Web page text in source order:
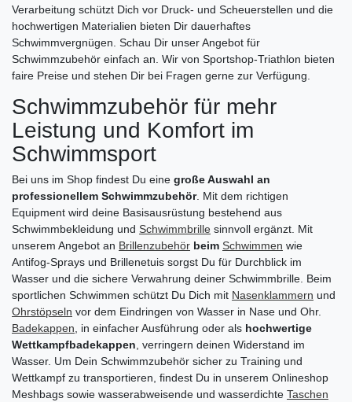
Verarbeitung schützt Dich vor Druck- und Scheuerstellen und die
hochwertigen Materialien bieten Dir dauerhaftes
Schwimmvergnügen. Schau Dir unser Angebot für
Schwimmzubehör einfach an. Wir von Sportshop-Triathlon bieten
faire Preise und stehen Dir bei Fragen gerne zur Verfügung.
Schwimmzubehör für mehr
Leistung und Komfort im
Schwimmsport
Bei uns im Shop findest Du eine große Auswahl an
professionellem Schwimmzubehör. Mit dem richtigen
Equipment wird deine Basisausrüstung bestehend aus
Schwimmbekleidung und Schwimmbrille sinnvoll ergänzt. Mit
unserem Angebot an Brillenzubehör beim Schwimmen wie
Antifog-Sprays und Brillenetuis sorgst Du für Durchblick im
Wasser und die sichere Verwahrung deiner Schwimmbrille. Beim
sportlichen Schwimmen schützt Du Dich mit Nasenklammern und
Ohrstöpseln vor dem Eindringen von Wasser in Nase und Ohr.
Badekappen , in einfacher Ausführung oder als hochwertige
Wettkampfbadekappen , verringern deinen Widerstand im
Wasser. Um Dein Schwimmzubehör sicher zu Training und
Wettkampf zu transportieren, findest Du in unserem Onlineshop
Meshbags sowie wasserabweisende und wasserdichte Taschen